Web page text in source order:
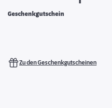
Geschenkgutschein
Zu den Geschenkgutscheinen